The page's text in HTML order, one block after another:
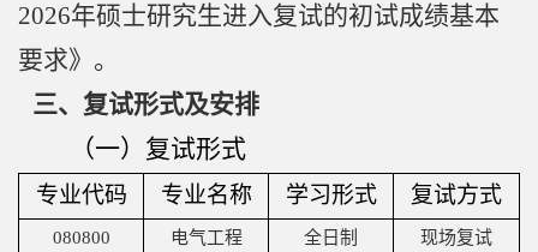
工
2026年硕士研究生进入复试的初试成绩基本
要求》。
三、复试形式及安排
（一）复试形式
专业代码 专业名称 学习形式 复试方式
080800 电气工程 全日制 现场复试